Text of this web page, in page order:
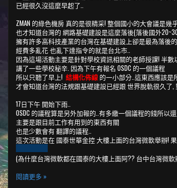
已經很久沒這麼早起了..
ZMAN 的綠色機房 真的是很精采! 整個國小的大會議是幾
也才知道台灣的 網路基礎建設是這麼落後(落後國外
擁有許多高科技產業的台灣在基礎建設上卻是最為落後
經費多亂花 也亂下達指令的就是台北市..
因為這場活動主要是針對學校資訊相關的老師授課! 半
講了一些學校秘辛. 因為下午有報名 OSDC 的一個議程
所以只聽了早上! 結構化佈線 的一小部分..這東西應該
才會知道台灣的法規跟基礎建設已經跟 世界脫軌很久了,
17日下午 開始下雨..
OSDC 的議程算是另外加報的..有多繳一個議程的錢所以
主要是跟目前工作有用到的東西有關
也是少數會有 翻譯的議程..
這次活動是在 國泰世華金控 大樓上面的台灣微軟舉辦!
(為什麼台灣微軟都在國泰的大樓上面阿?? 台中台灣微
閱讀更多 »